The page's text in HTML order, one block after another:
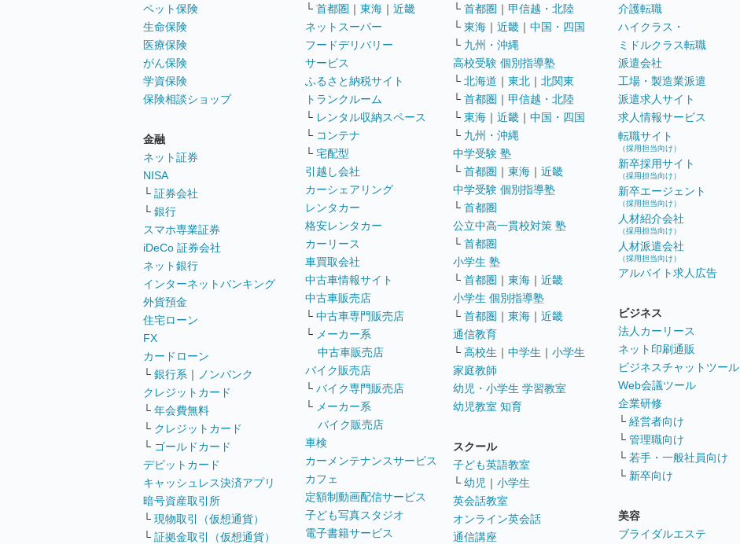
ペット保険
生命保険
医療保険
がん保険
学資保険
保険相談ショップ
金融
ネット証券
NISA
└ 証券会社
└ 銀行
スマホ専業証券
iDeCo 証券会社
ネット銀行
インターネットバンキング
外貨預金
住宅ローン
FX
カードローン
└ 銀行系 ｜
ノンバンク
クレジットカード
└ 年会費無料
└ クレジットカード
└ ゴールドカード
デビットカード
キャッシュレス決済アプリ
暗号資産取引所
└ 現物取引（仮想通貨）
└ 証拠金取引（仮想通貨）
└ 首都圏 ｜ 東海 ｜ 近畿
ネットスーパー
フードデリバリー
サービス
ふるさと納税サイト
トランクルーム
└ レンタル収納スペース
└ コンテナ
└ 宅配型
引越し会社
カーシェアリング
レンタカー
格安レンタカー
カーリース
車買取会社
中古車情報サイト
中古車販売店
└ 中古車専門販売店
└ メーカー系
中古車販売店
バイク販売店
└ バイク専門販売店
└ メーカー系
バイク販売店
車検
カーメンテナンスサービス
カフェ
定額制動画配信サービス
子ども写真スタジオ
電子書籍サービス
└ 首都圏 ｜ 甲信越・北陸
└ 東海 ｜ 近畿 ｜ 中国・四国
└ 九州・沖縄
高校受験 個別指導塾
└ 北海道 ｜ 東北 ｜ 北関東
└ 首都圏 ｜ 甲信越・北陸
└ 東海 ｜ 近畿 ｜ 中国・四国
└ 九州・沖縄
中学受験 塾
└ 首都圏 ｜ 東海 ｜ 近畿
中学受験 個別指導塾
└ 首都圏
公立中高一貫校対策 塾
└ 首都圏
小学生 塾
└ 首都圏 ｜ 東海 ｜ 近畿
小学生 個別指導塾
└ 首都圏 ｜ 東海 ｜ 近畿
通信教育
└ 高校生 ｜ 中学生 ｜ 小学生
家庭教師
幼児・小学生 学習教室
幼児教室 知育
スクール
子ども英語教室
└ 幼児 ｜ 小学生
英会話教室
オンライン英会話
通信講座
介護転職
ハイクラス・
ミドルクラス転職
派遣会社
工場・製造業派遣
派遣求人サイト
求人情報サービス
転職サイト
（採用担当向け）
新卒採用サイト
（採用担当向け）
新卒エージェント
（採用担当向け）
人材紹介会社
（採用担当向け）
人材派遣会社
（採用担当向け）
アルバイト求人広告
ビジネス
法人カーリース
ネット印刷通販
ビジネスチャットツール
Web会議ツール
企業研修
└ 経営者向け
└ 管理職向け
└ 若手・一般社員向け
└ 新卒向け
美容
ブライダルエステ